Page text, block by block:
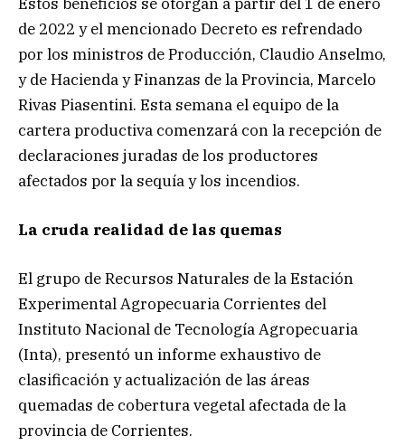
de 2022 y el mencionado Decreto es refrendado
por los ministros de Producción, Claudio Anselmo,
y de Hacienda y Finanzas de la Provincia, Marcelo
Rivas Piasentini. Esta semana el equipo de la
cartera productiva comenzará con la recepción de
declaraciones juradas de los productores
afectados por la sequía y los incendios.
La cruda realidad de las quemas
El grupo de Recursos Naturales de la Estación
Experimental Agropecuaria Corrientes del
Instituto Nacional de Tecnología Agropecuaria
(Inta), presentó un informe exhaustivo de
clasificación y actualización de las áreas
quemadas de cobertura vegetal afectada de la
provincia de Corrientes.